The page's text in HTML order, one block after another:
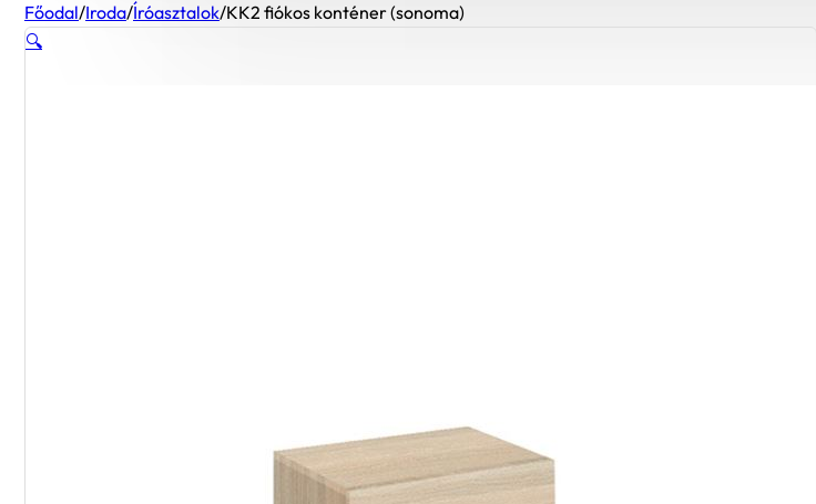
Főodal/Iroda/Íróasztalok/KK2 fiókos konténer (sonoma)
🔍